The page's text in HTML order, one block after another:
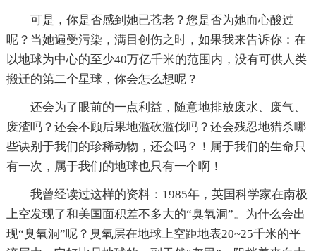
可是，你是否感到她已苍老？您是否为她而心酸过
呢？当她遍受污染，满目创伤之时，如果我来告诉你：在
以地球为中心的至少40万亿千米的范围内，没有可供人类
搬迁的第二个星球，你会怎么想呢？
还会为了眼前的一点利益，随意地排放废水、废气、
废渣吗？还会不顾后果地滥砍滥伐吗？还会残忍地猎杀哪
些诀别于我们的珍稀动物，还会吗？！属于我们的生命只
有一次，属于我们的地球也只有一个啊！
我曾经读过这样的资料：1985年，英国科学家在南极
上空发现了和美国面积差不多大的“臭氧洞”。为什么会出
现“臭氧洞”呢？臭氧层在地球上空距地表20~25千米的平